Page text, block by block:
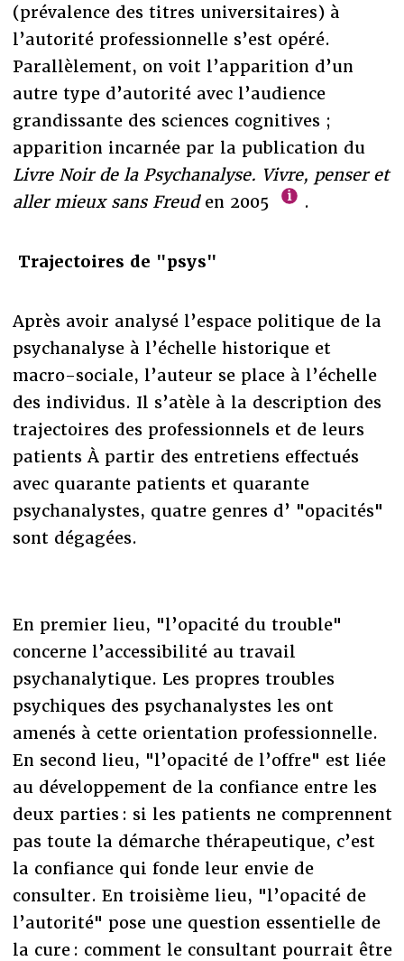
(prévalence des titres universitaires) à
l’autorité professionnelle s’est opéré.
Parallèlement, on voit l’apparition d’un
autre type d’autorité avec l’audience
grandissante des sciences cognitives ;
apparition incarnée par la publication du
Livre Noir de la Psychanalyse. Vivre, penser et
aller mieux sans Freuden 2005 .
Trajectoires de "psys"
Après avoir analysé l’espace politique de la
psychanalyse à l’échelle historique et
macro-sociale, l’auteur se place à l’échelle
des individus. Il s’atèle à la description des
trajectoires des professionnels et de leurs
patients À partir des entretiens effectués
avec quarante patients et quarante
psychanalystes, quatre genres d’ "opacités"
sont dégagées.
En premier lieu, "l’opacité du trouble"
concerne l’accessibilité au travail
psychanalytique. Les propres troubles
psychiques des psychanalystes les ont
amenés à cette orientation professionnelle.
En second lieu, "l’opacité de l’offre" est liée
au développement de la confiance entre les
deux parties : si les patients ne comprennent
pas toute la démarche thérapeutique, c’est
la confiance qui fonde leur envie de
consulter. En troisième lieu, "l’opacité de
l’autorité" pose une question essentielle de
la cure : comment le consultant pourrait être